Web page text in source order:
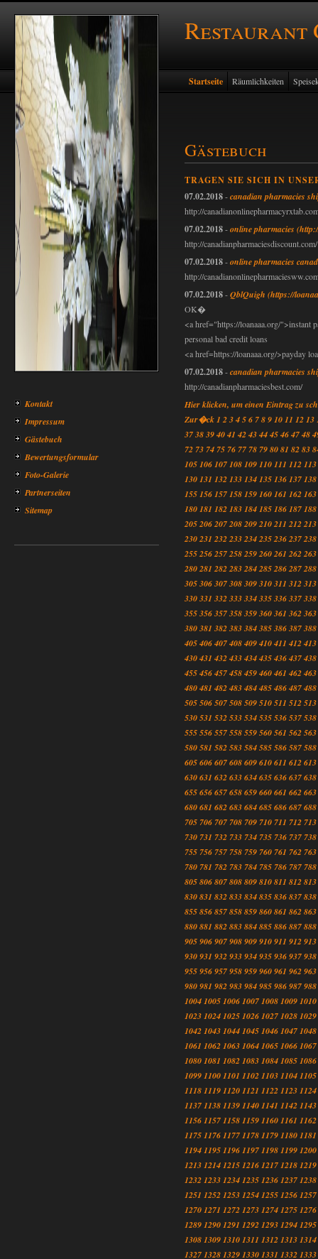
Restaurant
Kontakt
Impressum
Gästebuch
Bewertungsformular
Foto-Galerie
Partnerseiten
Sitemap
Startseite Räumlichkeiten
Gästebuch
TRAGEN SIE SICH IN
07.02.2018-canadian pharmacies
http://
07.02.2018-online pharmacies
http://canadianpharmaciesdiscount.com/
07.02.2018-online pharmacies
http://
07.02.2018-QblQuigh (https://
OK�
<a href="https://loanaaa.org/">instant
personal bad credit loans
<a href=https://loanaaa.org/>payday
07.02.2018-canadian pharmacies
http://canadianpharmaciesbest.com/
Hier klicken, um einen Eintrag zu
Zur�ck1 234567891011 1213
3738394041 42434445464748
72737475767778798081 8283
105106107108109110111 112113
130131 132133134135136137138
155156157158159160161 162163
180181 182183184185186187188
205206207208209210211 212213
230231 232233234235236237238
255256257258259260261 262263
280281 282283284285286287288
305306307308309310311 312313
330331 332333334335336337338
355356357358359360361 362363
380381 382383384385386387388
405406407408409410411 412413
430431 432433434435436437438
455456457458459460461 462463
480481 482483484485486487488
505506507508509510511 512513
530531 532533534535536537538
555556557558559560561 562563
580581 582583584585586587588
605606607608609610611 612613
630631 632633634635636637638
655656657658659660661 662663
680681 682683684685686687688
705706707708709710711 712713
730731 732733734735736737738
755756757758759760761 762763
780781 782783784785786787788
805806807808809810811 812813
830831 832833834835836837838
855856857858859860861 862863
880881 882883884885886887888
905906907908909910911 912913
930931 932933934935936937938
955956957958959960961 962963
980981 982983984985986987988
1004100510061007100810091010
1023102410251026102710281029
1042104310441045104610471048
1061 106210631064106510661067
10801081 10821083108410851086
109911001101 1102110311041105
1118111911201121 112211231124
11371138113911401141 11421143
115611571158115911601161 1162
1175117611771178117911801181
1194119511961197119811991200
1213121412151216121712181219
1232123312341235123612371238
1251 125212531254125512561257
12701271 12721273127412751276
128912901291 1292129312941295
1308130913101311 131213131314
13271328132913301331 13321333